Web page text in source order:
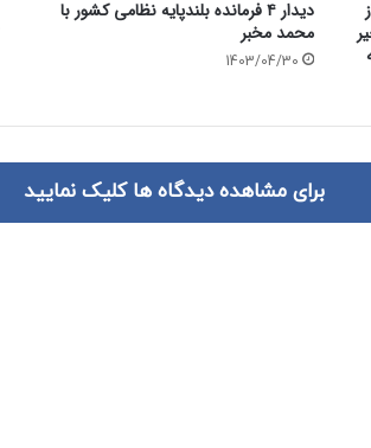
دیدار ۴ فرمانده بلندپایه نظامی کشور با
محمد مخبر
1403/04/30
برای مشاهده دیدگاه ها کلیک نمایید